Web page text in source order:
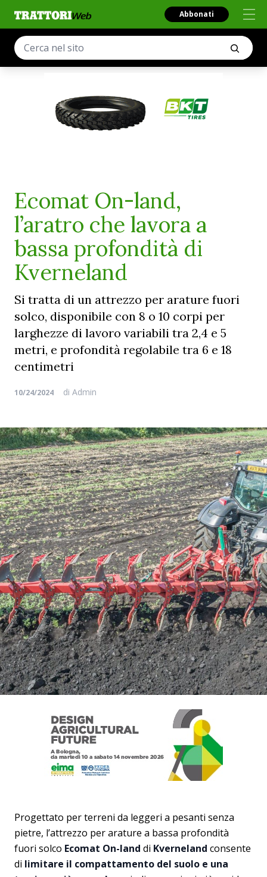
Abbonati
Ecomat On-land,
l’aratro che lavora a
bassa profondità di
Kverneland
Si tratta di un attrezzo per arature fuori
solco, disponibile con 8 o 10 corpi per
larghezze di lavoro variabili tra 2,4 e 5
metri, e profondità regolabile tra 6 e 18
centimetri
10/24/2024 di Admin
Progettato per terreni da leggeri a pesanti senza
pietre, l’attrezzo per arature a bassa profondità
fuori solco Ecomat On-land di Kverneland consente
di limitare il compattamento del suolo e una